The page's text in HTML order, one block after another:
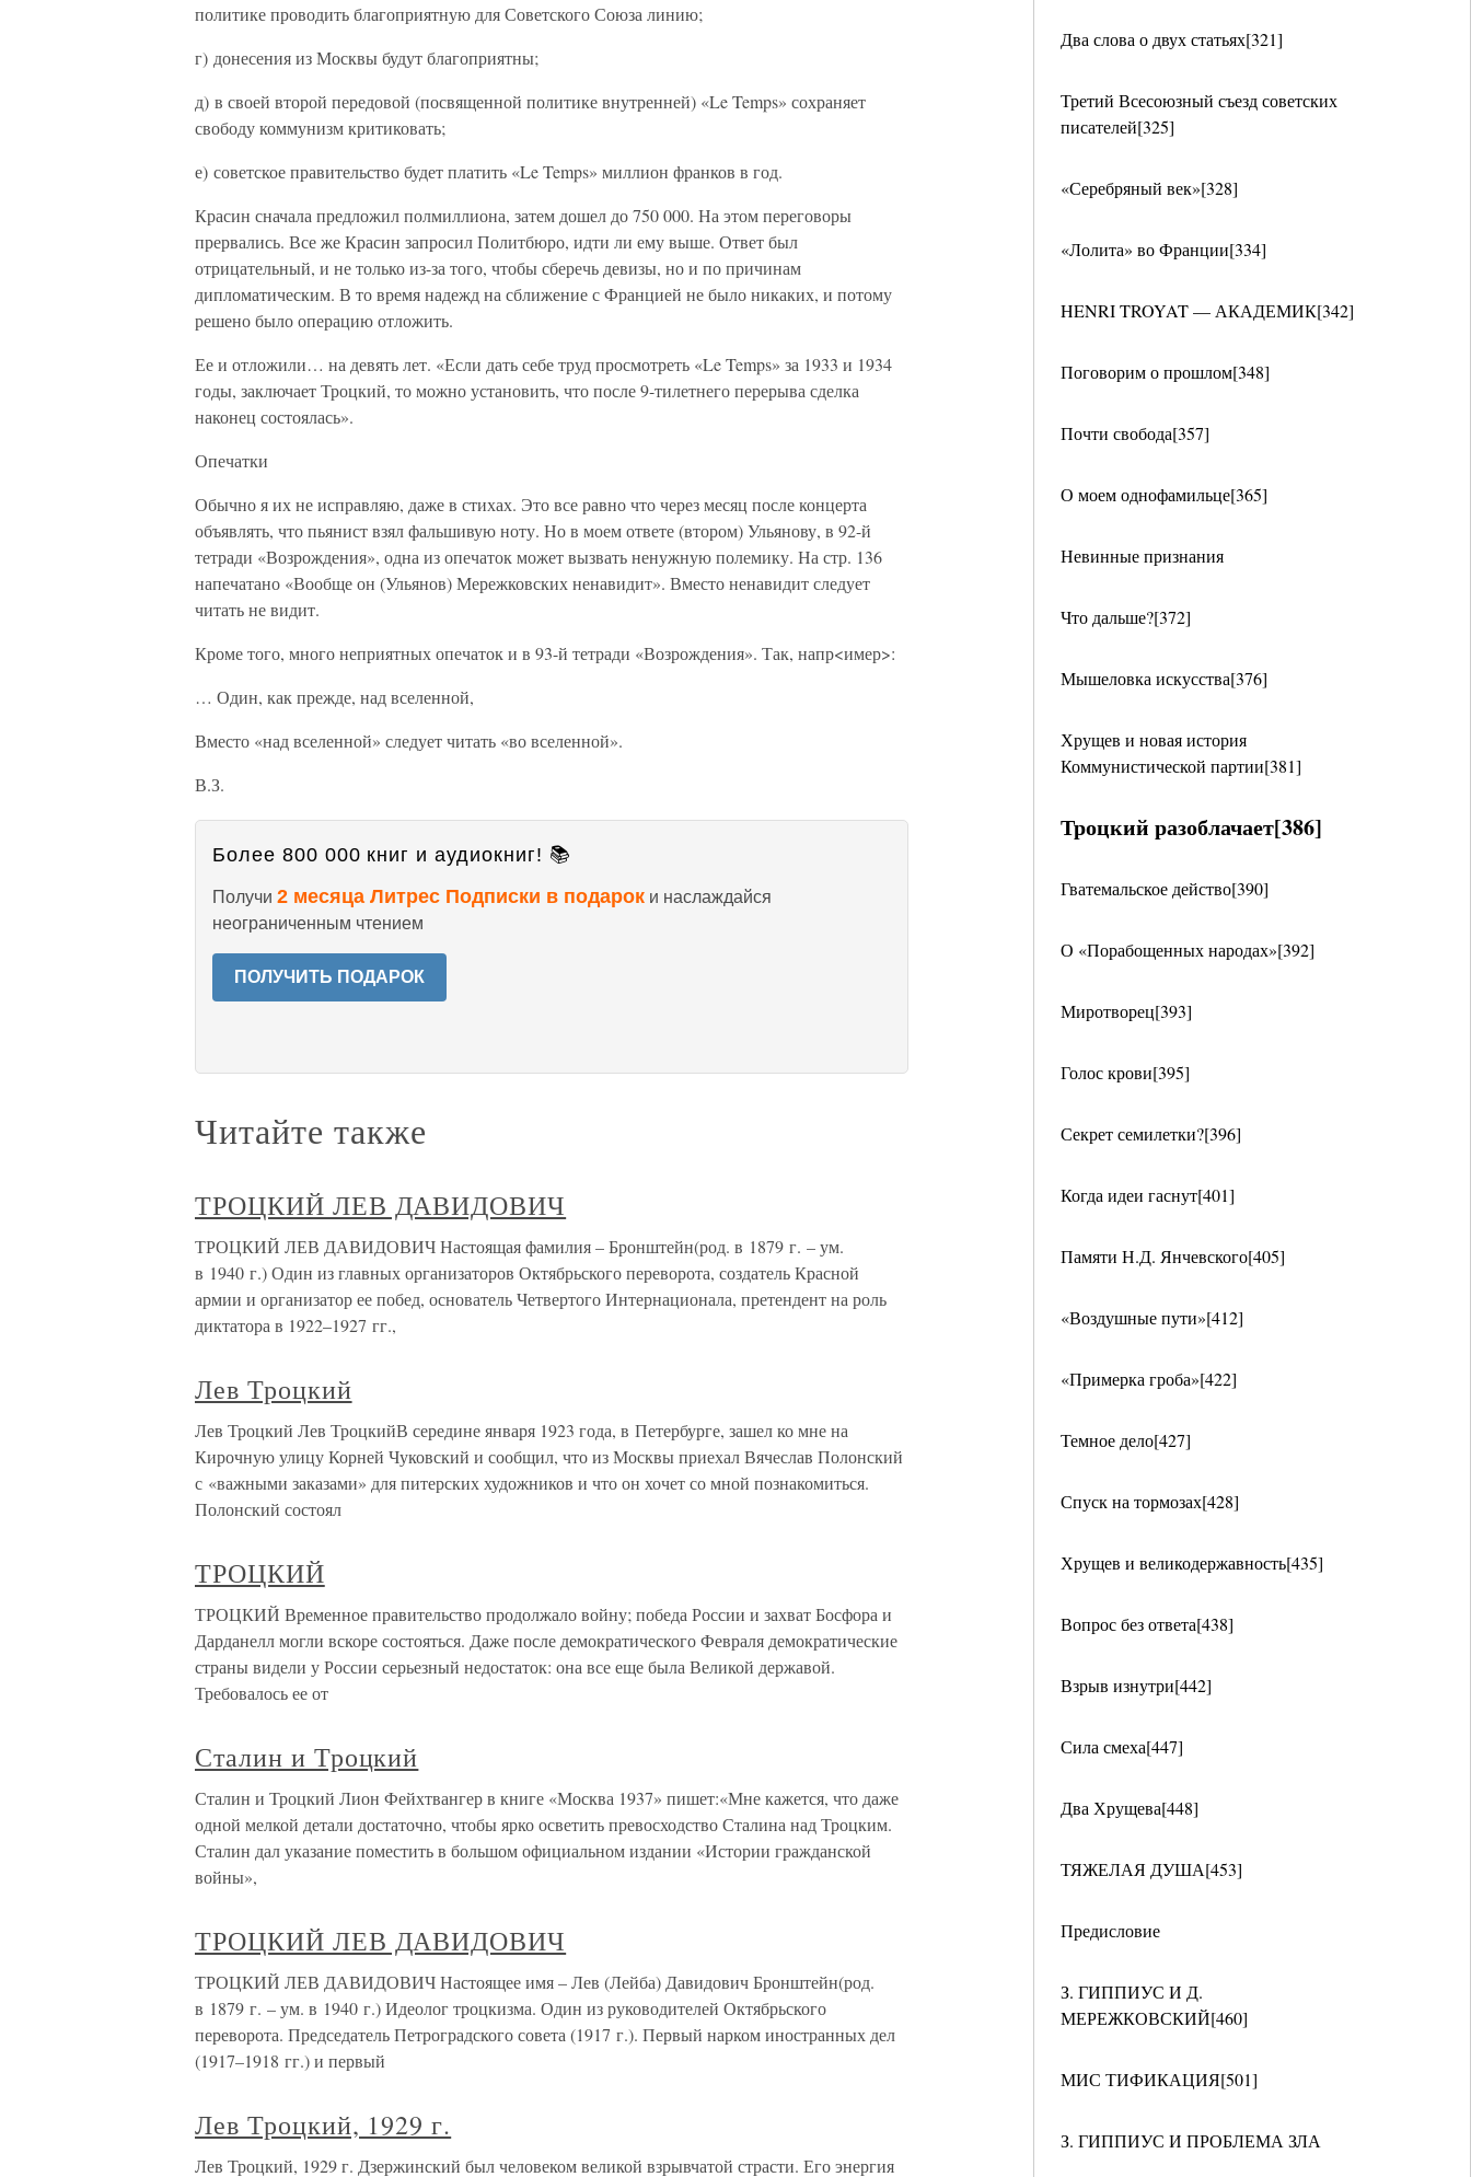
Два слова о двух статьях[321]
Третий Всесоюзный съезд советских
писателей[325]
«Серебряный век»[328]
«Лолита» во Франции[334]
HENRI TROYAT — АКАДЕМИК[342]
Поговорим о прошлом[348]
Почти свобода[357]
О моем однофамильце[365]
Невинные признания
Что дальше?[372]
Мышеловка искусства[376]
Хрущев и новая история
Коммунистической партии[381]
Троцкий разоблачает[386]
Гватемальское действо[390]
О «Порабощенных народах»[392]
Миротворец[393]
Голос крови[395]
Секрет семилетки?[396]
Когда идеи гаснут[401]
Памяти Н.Д. Янчевского[405]
«Воздушные пути»[412]
«Примерка гроба»[422]
Темное дело[427]
Спуск на тормозах[428]
Хрущев и великодержавность[435]
Вопрос без ответа[438]
Взрыв изнутри[442]
Сила смеха[447]
Два Хрущева[448]
ТЯЖЕЛАЯ ДУША[453]
Предисловие
З. ГИППИУС И Д.
МЕРЕЖКОВСКИЙ[460]
МИС ТИФИКАЦИЯ[501]
З. ГИППИУС И ПРОБЛЕМА ЗЛА
политике проводить благоприятную для Советского Союза линию;
г) донесения из Москвы будут благоприятны;
д) в своей второй передовой (посвященной политике внутренней) «Le Temps» сохраняет
свободу коммунизм критиковать;
е) советское правительство будет платить «Le Temps» миллион франков в год.
Красин сначала предложил полмиллиона, затем дошел до 750 000. На этом переговоры
прервались. Все же Красин запросил Политбюро, идти ли ему выше. Ответ был
отрицательный, и не только из-за того, чтобы сберечь девизы, но и по причинам
дипломатическим. В то время надежд на сближение с Францией не было никаких, и потому
решено было операцию отложить.
Ее и отложили… на девять лет. «Если дать себе труд просмотреть «Le Temps» за 1933 и 1934
годы, заключает Троцкий, то можно установить, что после 9-тилетнего перерыва сделка
наконец состоялась».
Опечатки
Обычно я их не исправляю, даже в стихах. Это все равно что через месяц после концерта
объявлять, что пьянист взял фальшивую ноту. Но в моем ответе (втором) Ульянову, в 92-й
тетради «Возрождения», одна из опечаток может вызвать ненужную полемику. На стр. 136
напечатано «Вообще он (Ульянов) Мережковских ненавидит». Вместо ненавидит следует
читать не видит.
Кроме того, много неприятных опечаток и в 93-й тетради «Возрождения». Так, напр<имер>:
… Один, как прежде, над вселенной,
Вместо «над вселенной» следует читать «во вселенной».
В.З.
Более 800 000 книг и аудиокниг! 📚
Получи 2 месяца Литрес Подписки в подарок и наслаждайся
неограниченным чтением
ПОЛУЧИТЬ ПОДАРОК
Читайте также
ТРОЦКИЙ ЛЕВ ДАВИДОВИЧ
ТРОЦКИЙ ЛЕВ ДАВИДОВИЧ Настоящая фамилия – Бронштейн(род. в 1879 г. – ум.
в 1940 г.) Один из главных организаторов Октябрьского переворота, создатель Красной
армии и организатор ее побед, основатель Четвертого Интернационала, претендент на роль
диктатора в 1922–1927 гг.,
Лев Троцкий
Лев Троцкий Лев ТроцкийВ середине января 1923 года, в Петербурге, зашел ко мне на
Кирочную улицу Корней Чуковский и сообщил, что из Москвы приехал Вячеслав Полонский
с «важными заказами» для питерских художников и что он хочет со мной познакомиться.
Полонский состоял
ТРОЦКИЙ
ТРОЦКИЙ Временное правительство продолжало войну; победа России и захват Босфора и
Дарданелл могли вскоре состояться. Даже после демократического Февраля демократические
страны видели у России серьезный недостаток: она все еще была Великой державой.
Требовалось ее от
Сталин и Троцкий
Сталин и Троцкий Лион Фейхтвангер в книге «Москва 1937» пишет:«Мне кажется, что даже
одной мелкой детали достаточно, чтобы ярко осветить превосходство Сталина над Троцким.
Сталин дал указание поместить в большом официальном издании «Истории гражданской
войны»,
ТРОЦКИЙ ЛЕВ ДАВИДОВИЧ
ТРОЦКИЙ ЛЕВ ДАВИДОВИЧ Настоящее имя – Лев (Лейба) Давидович Бронштейн(род.
в 1879 г. – ум. в 1940 г.) Идеолог троцкизма. Один из руководителей Октябрьского
переворота. Председатель Петроградского совета (1917 г.). Первый нарком иностранных дел
(1917–1918 гг.) и первый
Лев Троцкий, 1929 г.
Лев Троцкий, 1929 г. Дзержинский был человеком великой взрывчатой страсти. Его энергия